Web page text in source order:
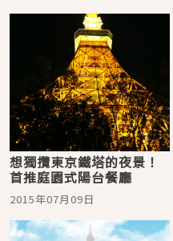
想獨攬東京鐵塔的夜景！
首推庭園式陽台餐廳
2015年07月09日